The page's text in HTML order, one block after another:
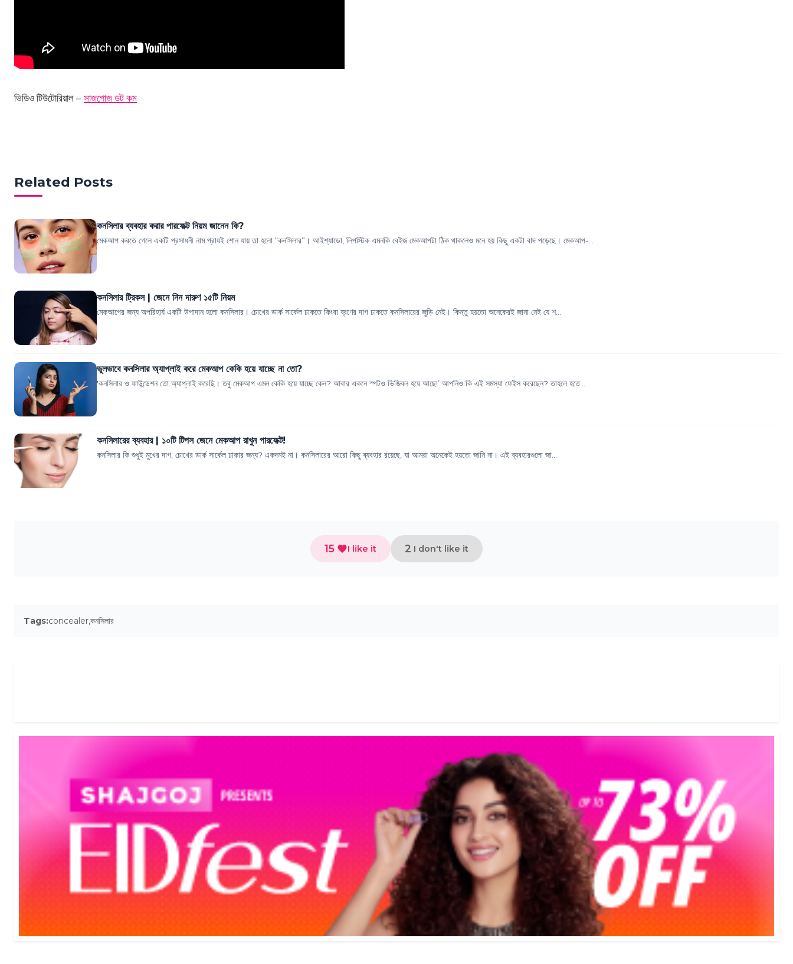
ভিডিও টিউটোরিয়াল – সাজগোজ ডট কম
Related Posts
কনসিলার ব্যবহার করার পারফেক্ট নিয়ম জানেন কি?
মেকআপ করতে গেলে একটি প্রসাধনী নাম প্রায়ই শোন যায় তা হলো “কনসিলার”। আইশ্যাডো, লিপস্টিক এমনকি বেইজ মেকআপটা ঠিক থাকলেও মনে হয় কিছু একটা বাদ পড়েছে। মেকআপ-...
কনসিলার ট্রিকস | জেনে নিন দারুণ ১৫টি নিয়ম
মেকআপের জন্য অপরিহার্য একটি উপাদান হলো কনসিলার। চোখের ডার্ক সার্কেল ঢাকতে কিংবা ব্রণের দাগ ঢাকতে কনসিলারের জুড়ি নেই। কিন্তু হয়তো অনেকেরই জানা নেই যে শ...
ভুলভাবে কনসিলার অ্যাপ্লাই করে মেকআপ কেকি হয়ে যাচ্ছে না তো?
'কনসিলার ও ফাউন্ডেশন তো অ্যাপ্লাই করেছি। তবু মেকআপ এমন কেকি হয়ে যাচ্ছে কেন? আবার একনে স্পটও ভিজিবল হয়ে আছে!’ আপনিও কি এই সমস্যা ফেইস করেছেন? তাহলে হতে...
কনসিলারের ব্যবহার | ১০টি টিপস জেনে মেকআপ রাখুন পারফেক্ট!
কনসিলার কি শুধুই মুখের দাগ, চোখের ডার্ক সার্কেল ঢাকার জন্য? একদমই না। কনসিলারের আরো কিছু ব্যবহার রয়েছে, যা আমরা অনেকেই হয়তো জানি না। এই ব্যবহারগুলো জা...
15 I like it 2 I don't like it
Tags:concealer,কনসিলার